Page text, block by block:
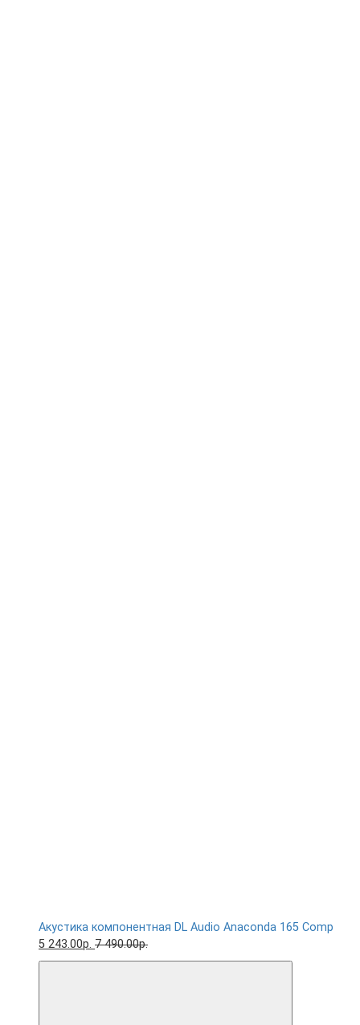
Акустика компонентная DL Audio Anaconda 165 Comp
5 243.00р. 7 490.00р.